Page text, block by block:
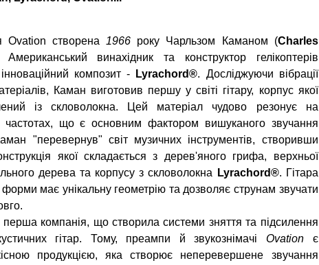
Ovation створена 1966 року Чарльзом Каманом (Charles
винахідник та конструктор гелікоптерів
композит -
Lyrachord®. Досліджуючи вібрації
Каман виготовив першу у світі гітару, корпус якої
із скловолокна. Цей матеріал чудово резонує на
частотах, що є основним фактором вишуканого звучання
"перевернув" світ музичних інструментів, створивши
якої складається з дерев'яного грифа, верхньої
дерева та корпусу з скловолокна
Lyrachord®. Гітара
форми має унікальну геометрію та дозволяє струнам звучати
перша компанія, що створила системи зняття та підсилення
гітар. Тому, преампи й звукознімачіOvation є
продукцією, яка створює неперевершене звучання